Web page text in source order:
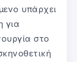
υπάρχει
για
στο